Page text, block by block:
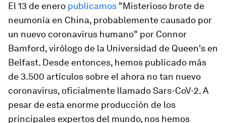
El 13 de enero publicamos "Misterioso brote de
neumonía en China, probablemente causado por
un nuevo coronavirus humano" por Connor
Bamford, virólogo de la Universidad de Queen's en
Belfast. Desde entonces, hemos publicado más
de 3.500 artículos sobre el ahora no tan nuevo
coronavirus, oficialmente llamado Sars-CoV-2. A
pesar de esta enorme producción de los
principales expertos del mundo, nos hemos